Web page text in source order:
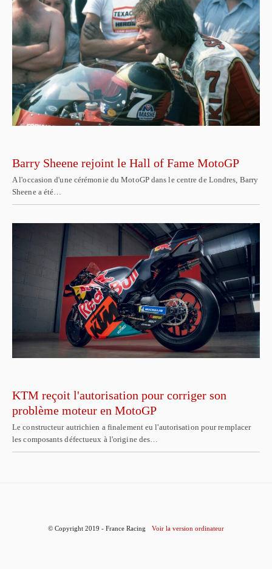
Barry Sheene rejoint le Hall of Fame MotoGP
A l'occasion d'une cérémonie du MotoGP dans le centre de Londres, Barry
Sheene a été…
KTM reçoit l'autorisation pour corriger son
problème moteur en MotoGP
Le constructeur autrichien a finalement eu l'autorisation pour remplacer
les composants défectueux à l'origine des…
© Copyright 2019 - France Racing Voir la version ordinateur